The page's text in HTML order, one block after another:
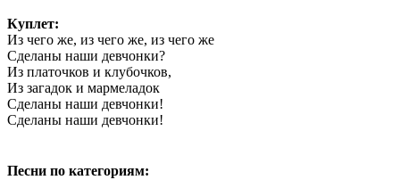
Куплет:
Из чего же, из чего же, из чего же
Сделаны наши девчонки?
Из платочков и клубочков,
Из загадок и мармеладок
Сделаны наши девчонки!
Сделаны наши девчонки!
Песни по категориям: